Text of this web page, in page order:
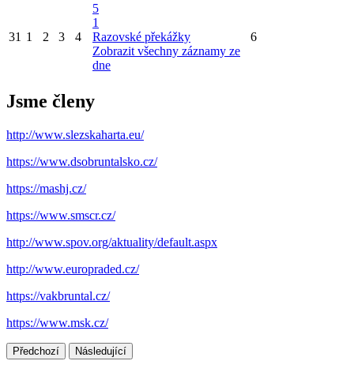
31 1 2 3 4
5
1
Razovské překážky
Zobrazit všechny záznamy ze
dne
6
Jsme členy
http://www.slezskaharta.eu/
https://www.dsobruntalsko.cz/
https://mashj.cz/
https://www.smscr.cz/
http://www.spov.org/aktuality/default.aspx
http://www.europraded.cz/
https://vakbruntal.cz/
https://www.msk.cz/
Předchozí Následující